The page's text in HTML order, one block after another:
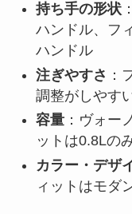
持ち手の形状
ハンドル、フ
ハンドル
注ぎやすさ ：
調整がしやす
容量：ヴォー
ットは0.8Lの
カラー・デザ
ィットはモダ